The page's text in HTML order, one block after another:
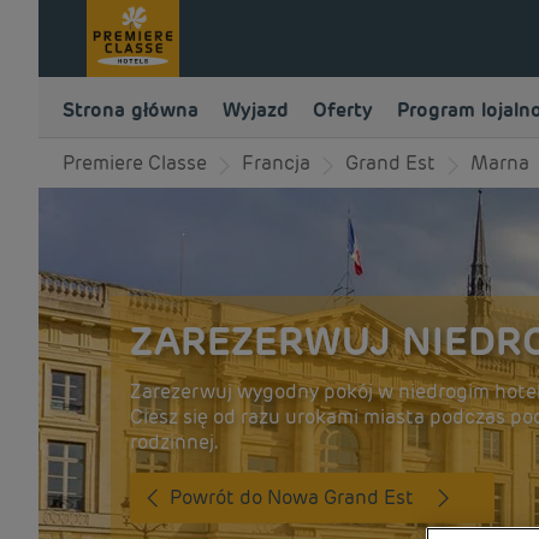
Strona główna Wyjazd Oferty Program
Premiere Classe Francja Grand Est Marna
ZAREZERWUJ
Zarezerwuj wygodny pokój w niedrogim
Ciesz się od razu urokami miasta podczas
rodzinnej.
Powrót do Nowa Grand Est